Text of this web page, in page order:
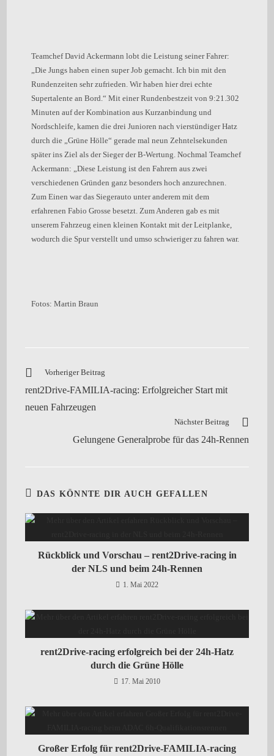
Teamchef David Ackermann lobt die Leistung seiner Fahrer:
„Die Jungs haben einen super Job gemacht. Ich bin mit den
Rundenzeiten sehr zufrieden. Wir haben hier drei echte
Supertalente an Bord.“ Mit einer Rundenbestzeit von 9:21.302
Minuten auf der Kombination aus Kurzanbindung und
Nordschleife, kamen die drei Junioren nach vierstündiger Hatz
durch die „Grüne Hölle“ gerade mal neun Zehntelsekunden
später ins Ziel als der Sieger der B-Wertung. Nochmal Teamchef
Ackermann: „Diese Leistung ist den Fahrern aus zwei
verschiedenen Gründen ganz besonders hoch anzurechnen.
Zum Einen war das Siegerauto unter anderem mit dem
erfahrenen Fabio Grosse besetzt. Zum Anderen gab es mit
unserem Fahrzeug einen kleinen Kontakt mit der Leitplanke,
wodurch die Spur verstellt und umso schwieriger zu fahren war.
Fotos: Martin Braun
Vorheriger Beitrag
rent2Drive-FAMILIA-racing: Erfolgreicher Start mit
neuen Fahrzeugen
Nächster Beitrag
Gelungene Generalprobe für das 24h-Rennen
DAS KÖNNTE DIR AUCH GEFALLEN
Rückblick und Vorschau – rent2Drive-racing in
der NLS und beim 24h-Rennen
1. Mai 2022
rent2Drive-racing erfolgreich bei der 24h-Hatz
durch die Grüne Hölle
17. Mai 2010
Großer Erfolg für rent2Drive-FAMILIA-racing